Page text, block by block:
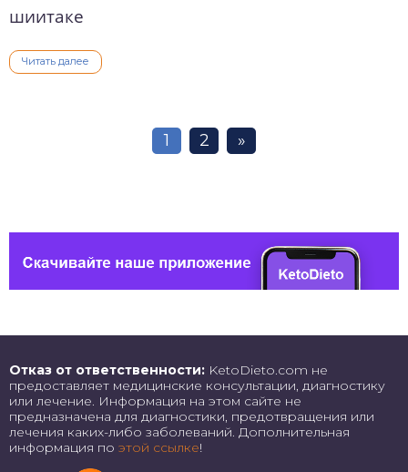
шиитаке
Читать далее
1 2 »
Отказ от ответственности: KetoDieto.com не
предоставляет медицинские консультации, диагностику
или лечение. Информация на этом сайте не
предназначена для диагностики, предотвращения или
лечения каких-либо заболеваний. Дополнительная
информация по этой ссылке!